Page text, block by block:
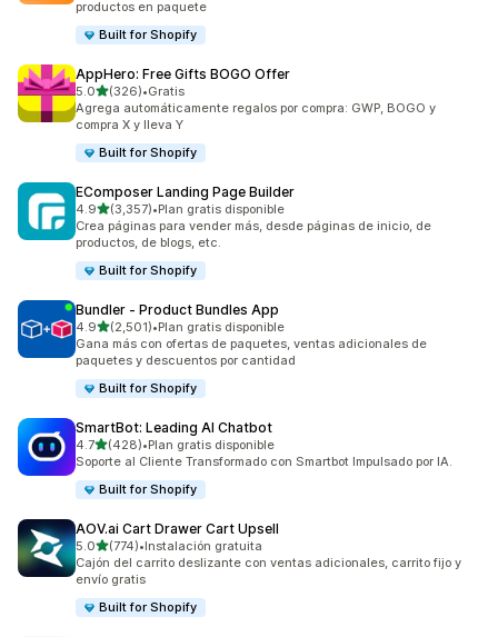
productos en paquete
Built for Shopify
AppHero: Free Gifts BOGO Offer
5.0de 5 estrellas
(326)
326 reseñas en total
•Gratis
Agrega automáticamente regalos por compra: GWP, BOGO y
compra X y lleva Y
Built for Shopify
EComposer Landing Page Builder
4.9de 5 estrellas
(3,357)
3357 reseñas en total
•Plan gratis disponible
Crea páginas para vender más, desde páginas de inicio, de
productos, de blogs, etc.
Built for Shopify
Bundler ‑ Product Bundles App
4.9de 5 estrellas
(2,501)
2501 reseñas en total
•Plan gratis disponible
Gana más con ofertas de paquetes, ventas adicionales de
paquetes y descuentos por cantidad
Built for Shopify
SmartBot: Leading AI Chatbot
4.7de 5 estrellas
(428)
428 reseñas en total
•Plan gratis disponible
Soporte al Cliente Transformado con Smartbot Impulsado por IA.
Built for Shopify
AOV.ai Cart Drawer Cart Upsell
5.0de 5 estrellas
(774)
774 reseñas en total
•Instalación gratuita
Cajón del carrito deslizante con ventas adicionales, carrito fijo y
envío gratis
Built for Shopify